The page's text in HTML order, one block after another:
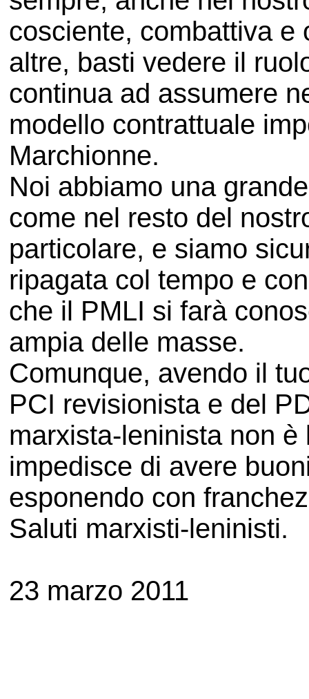
cosciente, combattiva e
altre, basti vedere il
continua ad assumere
modello contrattuale
Marchionne.
Noi abbiamo una
come nel resto del
particolare, e siamo
ripagata col tempo e
che il PMLI si farà
ampia delle masse.
Comunque, avendo il
PCI revisionista e del
marxista-leninista non
impedisce di avere
esponendo con
Saluti marxisti-leninisti.
23 marzo 2011